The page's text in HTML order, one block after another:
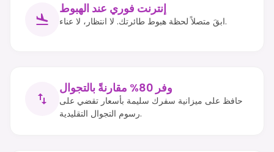
إنترنت فوري عند الهبوط
ابقَ متصلاً لحظة هبوط طائرتك. لا انتظار، لا عناء.
وفر 80% مقارنةً بالتجوال
حافظ على ميزانية سفرك سليمة بأسعار تقضي على
رسوم التجوال التقليدية.